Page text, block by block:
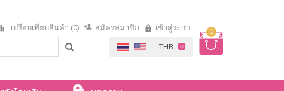
0
เปรียบเทียบสินค้า (0) สมัครสมาชิก เข้าสู่ระบบ